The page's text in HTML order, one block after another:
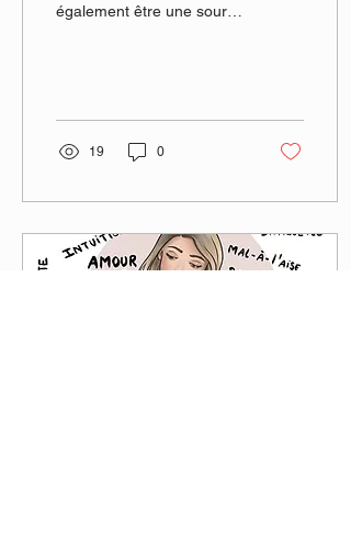
également être une source
19 0